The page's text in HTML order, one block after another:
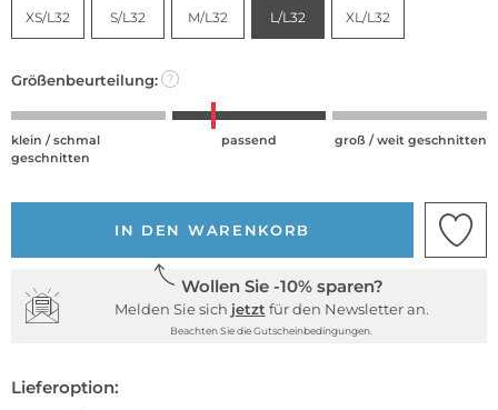
XS/L32 S/L32 M/L32 L/L32 XL/L32
Größenbeurteilung: ?
klein / schmal
geschnitten
passend groß / weit geschnitten
IN DEN WARENKORB
Wollen Sie -10% sparen?
Melden Sie sich jetzt für den Newsletter an.
Beachten Sie die Gutscheinbedingungen.
Lieferoption: